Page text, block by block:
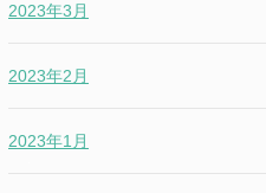
2023年3月
2023年2月
2023年1月